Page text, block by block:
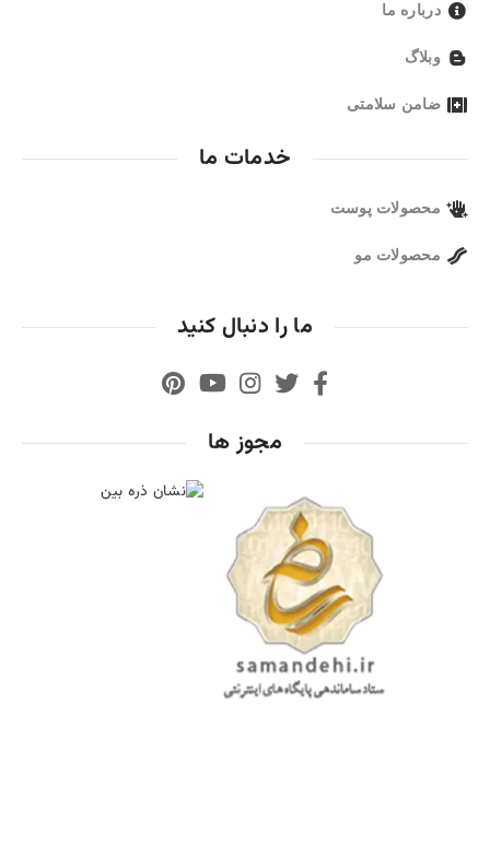
درباره ما
وبلاگ
ضامن سلامتی
خدمات ما
محصولات پوست
محصولات مو
ما را دنبال کنید
مجوز ها